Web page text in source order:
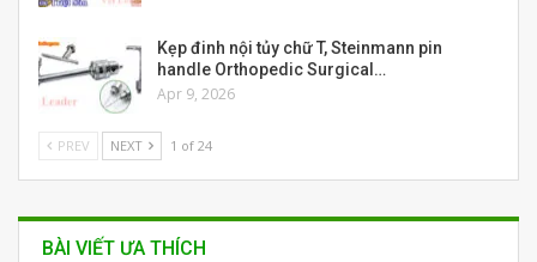
Kẹp đinh nội tủy chữ T, Steinmann pin
handle Orthopedic Surgical…
Apr 9, 2026
PREV NEXT 1 of 24
BÀI VIẾT ƯA THÍCH